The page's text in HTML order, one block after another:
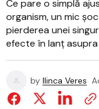
Ce pare o simplă
organism, un mic
pierderea unei
efecte în lanț asupra
by Ilinca Veres